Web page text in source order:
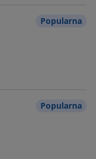
kolanowego
Popularna
łokciowego
Popularna